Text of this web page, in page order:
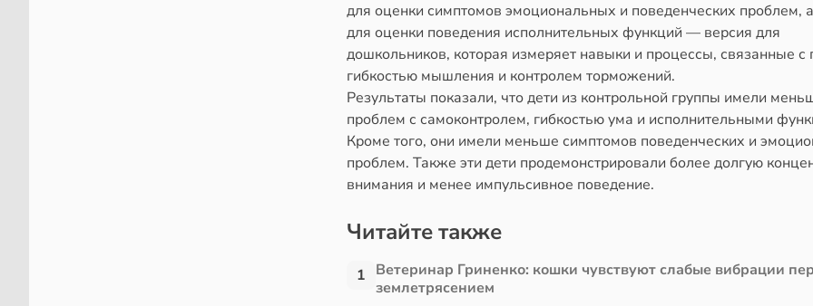
для оценки симптомов эмоциональных и поведенческих проблем,
для оценки поведения исполнительных функций — версия для
дошкольников, которая измеряет навыки и процессы, связанные с
гибкостью мышления и контролем торможений.
Результаты показали, что дети из контрольной группы имели
проблем с самоконтролем, гибкостью ума и исполнительными
Кроме того, они имели меньше симптомов поведенческих и
проблем. Также эти дети продемонстрировали более долгую
внимания и менее импульсивное поведение.
Читайте также
1 Ветеринар Гриненко: кошки чувствуют слабые вибрации
землетрясением